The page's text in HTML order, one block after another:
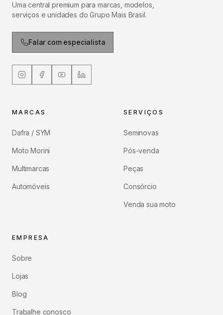
Uma central premium para marcas, modelos,
serviços e unidades do Grupo Mais Brasil.
Falar com especialista
MARCAS
Dafra / SYM
Moto Morini
Multimarcas
Automóveis
SERVIÇOS
Seminovas
Pós-venda
Peças
Consórcio
Venda sua moto
EMPRESA
Sobre
Lojas
Blog
Trabalhe conosco